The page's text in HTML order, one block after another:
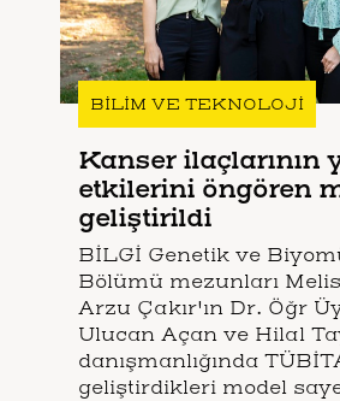
BİLİM VE TEKNOLOJİ
Kanser ilaçlarının
etkilerini öngören
geliştirildi
BİLGİ Genetik ve
Bölümü mezunları
Arzu Çakır'ın Dr. Öğr
Ulucan Açan ve Hilal
danışmanlığında
geliştirdikleri model